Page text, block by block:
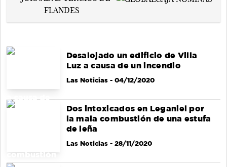
Desalojado un edificio de Villa
Luz a causa de un incendio
Las Noticias- 04/12/2020
Dos intoxicados en Leganiel por
la mala combustión de una estufa
de leña
Las Noticias- 28/11/2020